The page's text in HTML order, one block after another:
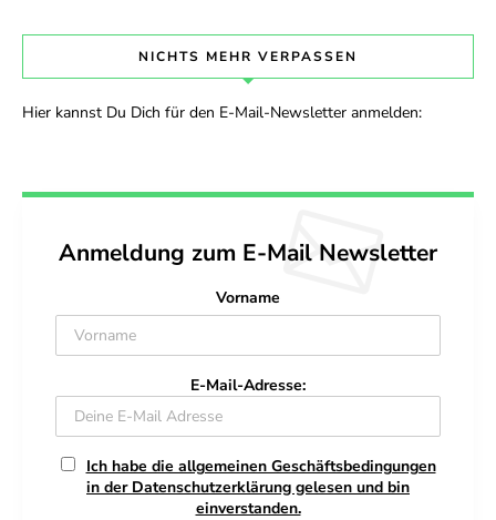
NICHTS MEHR VERPASSEN
Hier kannst Du Dich für den E-Mail-Newsletter anmelden:
Anmeldung zum E-Mail Newsletter
Vorname
E-Mail-Adresse:
Ich habe die allgemeinen Geschäftsbedingungen
in der Datenschutzerklärung gelesen und bin
einverstanden.